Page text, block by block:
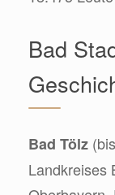
Bad
Bad Tölz
Landkreises